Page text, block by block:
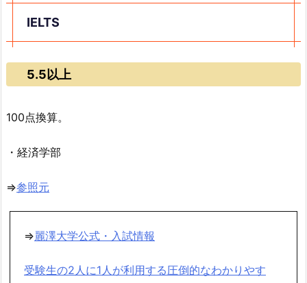
IELTS
5.5以上
100点換算。
・経済学部
⇒参照元
⇒麗澤大学公式・入試情報
受験生の2人に1人が利用する圧倒的なわかりやす